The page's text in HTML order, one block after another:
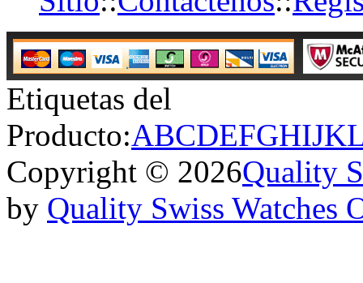
Etiquetas del
Producto:ABCDEFGHIJK
Copyright © 2026Quality
by Quality Swiss Watches